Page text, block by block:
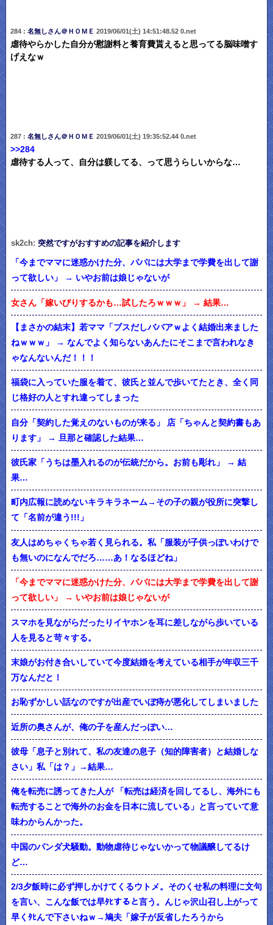
284 : 名無しさん＠ＨＯＭＥ 2019/06/01(土) 14:51:48.52 0.net
虐待やらかした自分が慰謝料と養育費貰えると思ってる脳味噌す
げえなｗ
287 : 名無しさん＠ＨＯＭＥ 2019/06/01(土) 19:35:52.44 0.net
>>284
虐待する人って、自分は躾してる、って思うらしいからな…
sk2ch: 突然ですがおすすめの記事を紹介します
「今までママに迷惑かけた分、パパには大学まで学費を出して謝
って欲しい」 → いやお前は娘じゃないが
女さん「嫁いびりするかも…試したろｗｗｗ」 → 結果…
【まさかの結末】若ママ「ブスだしババアｗよく結婚出来ました
ねｗｗｗ」 → なんでよく知らないあんたにそこまで言われなき
ゃなんないんだ！！！
福袋に入っていた服を着て、彼氏と並んで歩いてたとき、全く同
じ格好の人とすれ違ってしまった
自分「契約した覚えのないものが来る」 店「ちゃんと契約書もあ
ります」 → 旦那と確認した結果…
彼氏家「うちは墨入れるのが伝統だから。お前も彫れ」 → 結
果…
町内広報に読めないキラキラネーム→その子の親が役所に突撃し
て「名前が違う!!!」
友人はめちゃくちゃ若く見られる。私「服装が子供っぽいわけで
も無いのになんでだろ……あ！なるほどね」
「今までママに迷惑かけた分、パパには大学まで学費を出して謝
って欲しい」 → いやお前は娘じゃないが
スマホを見ながらだったりイヤホンを耳に差しながら歩いている
人を見ると苛々する。
末娘がお付き合いしていて今度結婚を考えている相手が年収三千
万なんだと！
お恥ずかしい話なのですが出産でいぼ痔が悪化してしまいました
近所の奥さんが、俺の子を産んだっぽい…
彼母「息子と別れて、私の友達の息子（知的障害者）と結婚しな
さい」私「は？」→結果…
俺を転売に誘ってきた人が 「転売は経済を回してるし、海外にも
転売することで海外のお金を日本に流している」と言っていて意
味わからんかった。
中国のパンダ犬騒動。動物虐待じゃないかって物議醸してるけ
ど…
2/3夕飯時に必ず押しかけてくるウトメ。そのくせ私の料理に文句
を言い、こんな飯では早ﾀﾋすると言う。んじゃ沢山召し上がって
早くﾀﾋんで下さいねｗ→鳩夫「嫁子が反省したろうから